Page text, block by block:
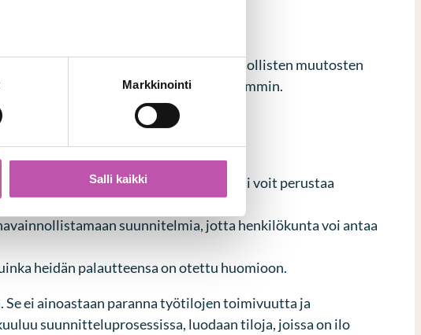
Markkinointi
Salli kaikki
yhteisymmärrystä ja helpottaa mahdollisten muutosten
toteuttaminen sujuvat mutkattomammin.
työpajojen muodossa. Vaihtoehtoisesti voit perustaa
kalusteuudistuksen aikana.
suunnitelmia, jotta henkilökunta voi antaa
heidän palautteensa on otettu huomioon.
ei ainoastaan paranna työtilojen toimivuutta ja
suunnitteluprosessissa, luodaan tiloja, joissa on ilo